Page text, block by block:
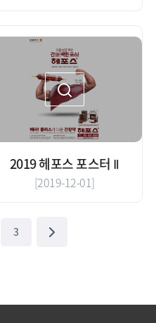
2019 헤포스 포스터 Ⅱ
[2019-12-01]
3